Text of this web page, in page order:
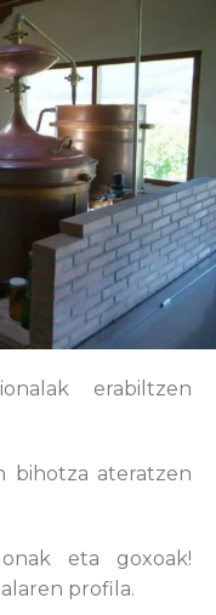
erabiltzen
bihotza ateratzen
eta goxoak!
profila.